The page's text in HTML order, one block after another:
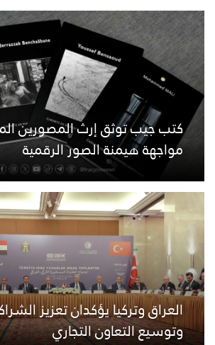
كتب جيب توثق إرث المصورين
مواجهة هيمنة الصور الرقمية
العراق وتركيا يؤكدان تعزيز
وتوسيع التعاون التجاري